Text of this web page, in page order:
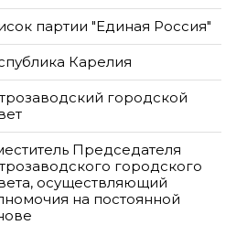
партии "Единая Россия"
Карелия
городской
Председателя
городского
осуществляющий
на постоянной